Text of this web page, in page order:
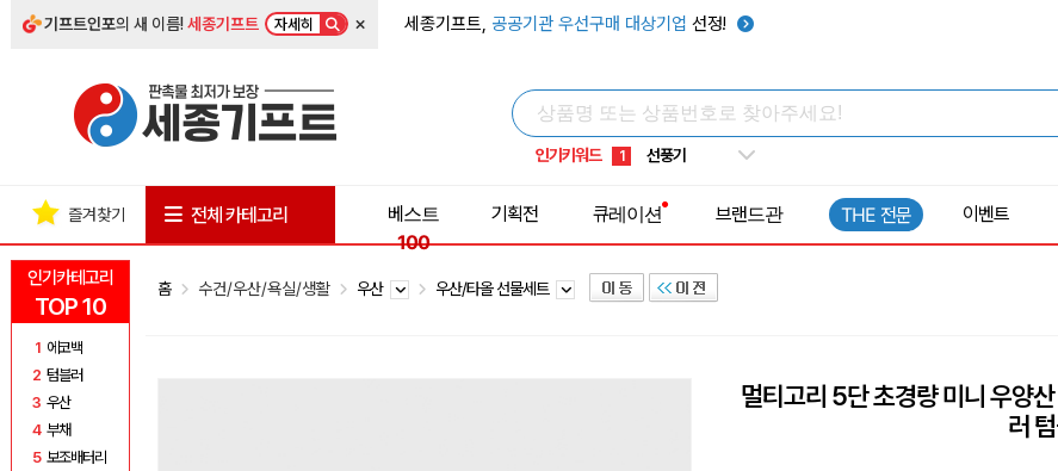
기프트인포의 새 이름!세종기프트 자세히 × 세종기프트, 공공기관 우선구매 대상기업 선정!
인기키워드
7 텀블러
10 타포린가방
1 선풍기
인기카테고리
TOP 10
1 에코백
2 텀블러
3 우산
4 부채
5 보조배터리
즐겨찾기 전체 카테고리
베스트
100
기획전 큐레이션 브랜드관 THE 전문 이벤트
홈 수건/우산/욕실/생활 우산 우산/타올 선물세트
멀티고리 5단 초경량 미니 우양
러